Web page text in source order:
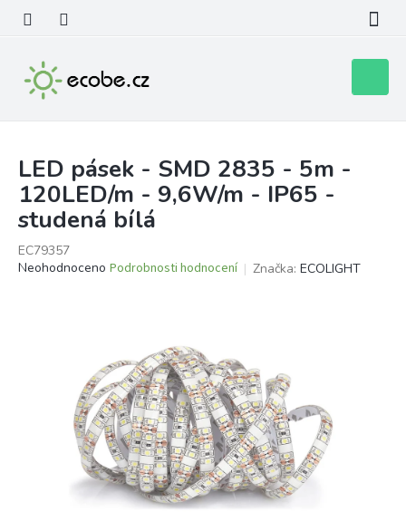
obsah
košík
LED pásek - SMD 2835 - 5m -
120LED/m - 9,6W/m - IP65 -
studená bílá
EC79357
Průměrné
Neohodnoceno Podrobnosti hodnocení Značka: ECOLIGHT